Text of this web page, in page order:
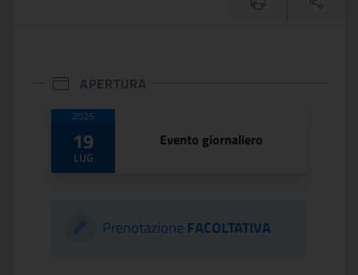
APERTURA
Date di apertura
2025
19
LUG
Evento giornaliero
Prenotazione FACOLTATIVA